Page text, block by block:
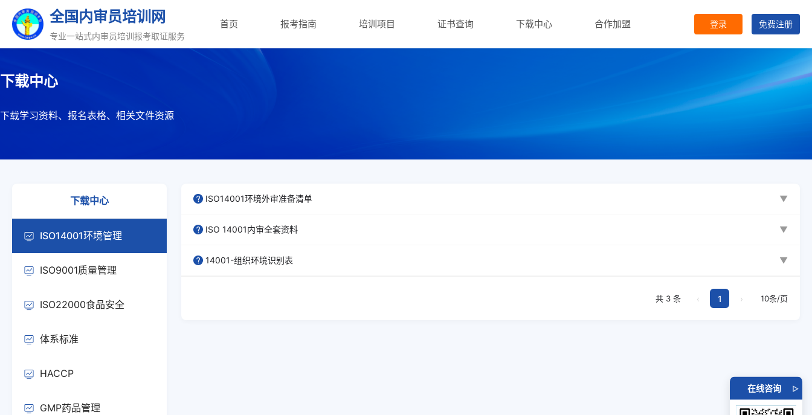
全国内审员培训网
专业一站式内审员培训报考取证服务
首页 报考指南 培训项目 证书查询 下载中心 合作加盟 登录 免费注册
在线咨询 ▷
下载中心
下载学习资料、报名表格、相关文件资源
下载中心
ISO14001环境管理
ISO9001质量管理
ISO22000食品安全
体系标准
HACCP
GMP药品管理
ISO14001环境外审准备清单 ▼
ISO 14001内审全套资料 ▼
14001-组织环境识别表 ▼
共 3 条 ‹ 1 › 10条/页